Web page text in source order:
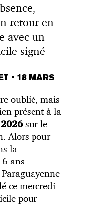
retour en
avec un
signé
• 18 MARS
oublié, mais
présent à la
sur le
Alors pour
la
ans
ce mercredi
pour